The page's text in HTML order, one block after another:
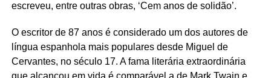
escreveu, entre outras obras, ‘Cem anos de solidão’.
O escritor de 87 anos é considerado um dos autores de
língua espanhola mais populares desde Miguel de
Cervantes, no século 17. A fama literária extraordinária